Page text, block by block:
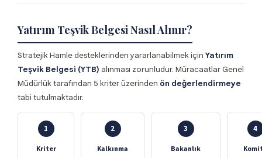
Yatırım Teşvik Belgesi Nasıl Alınır?
Stratejik Hamle desteklerinden yararlanabilmek için Yatırım
Teşvik Belgesi (YTB) alınması zorunludur. Müracaatlar Genel
Müdürlük tarafından 5 kriter üzerinden ön değerlendirmeye
tabi tutulmaktadır.
1
Kriter
2
Kalkınma
3
Bakanlık
4